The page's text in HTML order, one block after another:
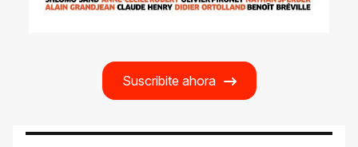
Suscribite ahora